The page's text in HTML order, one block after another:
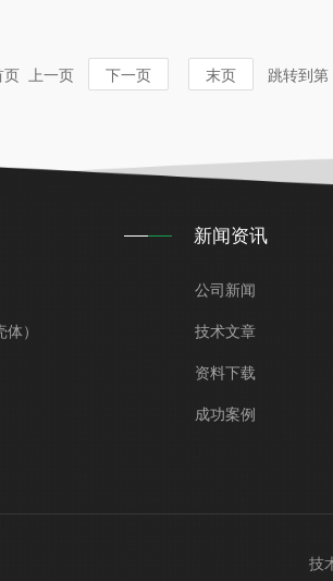
页 上一页 下一页 末页 跳转到第
）
新闻资讯
公司新闻
技术文章
资料下载
成功案例
技